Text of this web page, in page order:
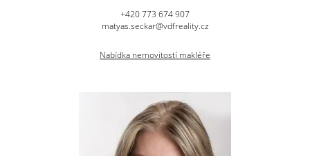
+420 773 674 907
matyas.seckar@vdfreality.cz
Nabídka nemovitostí makléře